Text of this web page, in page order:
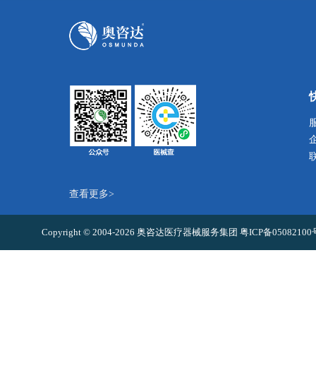
查看更多>
Copyright © 2004-2026 奥咨达医疗器械服务集团 粤ICP备05082100